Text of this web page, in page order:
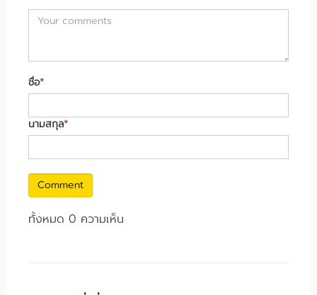
ชื่อ*
นามสกุล*
Comment
ทั้งหมด 0 ความเห็น